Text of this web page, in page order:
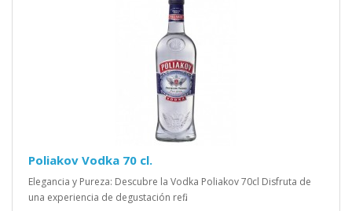
Poliakov Vodka 70 cl.
Elegancia y Pureza: Descubre la Vodka Poliakov 70cl Disfruta de
una experiencia de degustación refi..